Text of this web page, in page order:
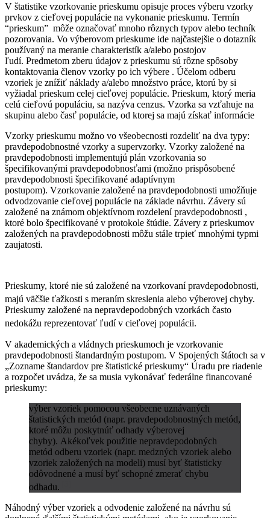
V štatistike vzorkovanie prieskumu opisuje proces výberu vzorky
prvkov z cieľovej populácie na vykonanie prieskumu. Termín
“prieskum” môže označovať mnoho rôznych typov alebo techník
pozorovania. Vo výberovom prieskume ide najčastejšie o dotazník
používaný na meranie charakteristík a/alebo postojov
ľudí. Predmetom zberu údajov z prieskumu sú rôzne spôsoby
kontaktovania členov vzorky po ich výbere . Účelom odberu
vzoriek je znížiť náklady a/alebo množstvo práce, ktorú by si
vyžiadal prieskum celej cieľovej populácie. Prieskum, ktorý meria
celú cieľovú populáciu, sa nazýva cenzus. Vzorka sa vzťahuje na
skupinu alebo časť populácie, od ktorej sa majú získať informácie
Vzorky prieskumu možno vo všeobecnosti rozdeliť na dva typy:
pravdepodobnostné vzorky a supervzorky. Vzorky založené na
pravdepodobnosti implementujú plán vzorkovania so
špecifikovanými pravdepodobnosťami (možno prispôsobené
pravdepodobnosti špecifikované adaptívnym
postupom). Vzorkovanie založené na pravdepodobnosti umožňuje
odvodzovanie cieľovej populácie na základe návrhu. Závery sú
založené na známom objektívnom rozdelení pravdepodobnosti ,
ktoré bolo špecifikované v protokole štúdie. Závery z prieskumov
založených na pravdepodobnosti môžu stále trpieť mnohými typmi
zaujatosti.
Prieskumy, ktoré nie sú založené na vzorkovaní pravdepodobnosti,
majú väčšie ťažkosti s meraním skreslenia alebo výberovej chyby.
Prieskumy založené na nepravdepodobných vzorkách často
nedokážu reprezentovať ľudí v cieľovej populácii.
V akademických a vládnych prieskumoch je vzorkovanie
pravdepodobnosti štandardným postupom. V Spojených štátoch sa v
„Zozname štandardov pre štatistické prieskumy“ Úradu pre riadenie
a rozpočet uvádza, že sa musia vykonávať federálne financované
prieskumy:
výber vzoriek pomocou všeobecne uznávaných
štatistických metód (napr. pravdepodobnostných metód,
ktoré môžu poskytnúť odhady výberovej
chyby). Akékoľvek použitie nepravdepodobných
metód odberu vzoriek (napr. medzných vzoriek alebo
vzoriek založených na modeli) musí byť štatisticky
odôvodnené a musí byť schopné zmerať chybu
odhadu.
Náhodný výber vzoriek a odvodenie založené na návrhu sú